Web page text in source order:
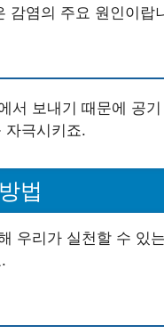
감염의 주요 원인이랍
서 보내기 때문에 공
자극시키죠.
법
우리가 실천할 수 있